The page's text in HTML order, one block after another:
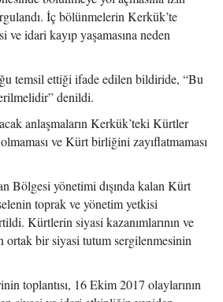
İç bölünmelerin Kerkük’te
idari kayıp yaşamasına neden
temsil ettiği ifade edilen bildiride, “Bu
denildi.
anlaşmaların Kerkük’teki Kürtler
ve Kürt birliğini zayıflatmaması
Bölgesi yönetimi dışında kalan Kürt
toprak ve yönetim yetkisi
Kürtlerin siyasi kazanımlarının ve
ortak bir siyasi tutum sergilenmesinin
toplantısı, 16 Ekim 2017 olaylarının